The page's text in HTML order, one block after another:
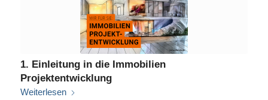
1. Einleitung in die Immobilien
Projektentwicklung
Weiterlesen